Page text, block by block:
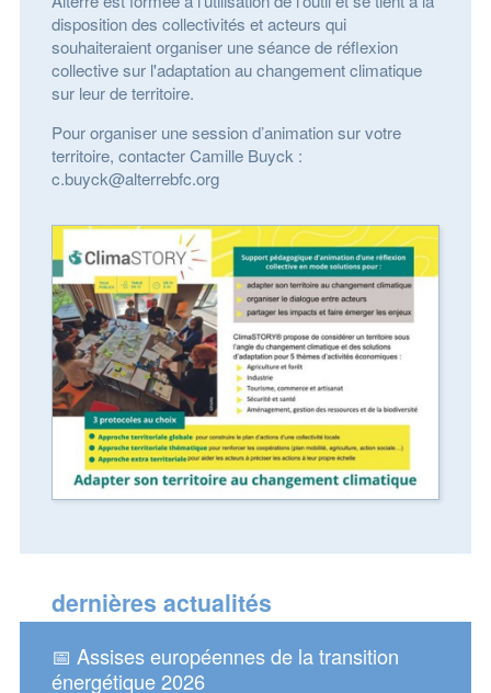
disposition des collectivités et acteurs qui
souhaiteraient organiser une séance de réflexion
collective sur l'adaptation au changement climatique
sur leur de territoire.
Pour organiser une session d’animation sur votre
territoire, contacter Camille Buyck :
c.buyck@alterrebfc.org
dernières actualités
📅 Assises européennes de la transition
énergétique 2026